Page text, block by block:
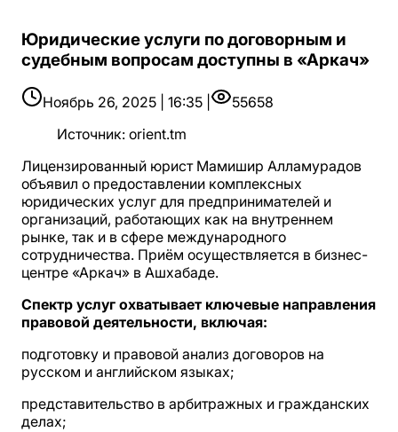
Юридические услуги по договорным и
судебным вопросам доступны в «Аркач»
Ноябрь 26, 2025 | 16:35 |
55658
Источник: orient.tm
Лицензированный юрист Мамишир Алламурадов
объявил о предоставлении комплексных
юридических услуг для предпринимателей и
организаций, работающих как на внутреннем
рынке, так и в сфере международного
сотрудничества. Приём осуществляется в бизнес-
центре «Аркач» в Ашхабаде.
Спектр услуг охватывает ключевые направления
правовой деятельности, включая:
подготовку и правовой анализ договоров на
русском и английском языках;
представительство в арбитражных и гражданских
делах;